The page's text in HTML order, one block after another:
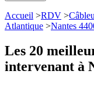
Accueil >RDV >
Atlantique >Nantes
Les 20
intervenant à